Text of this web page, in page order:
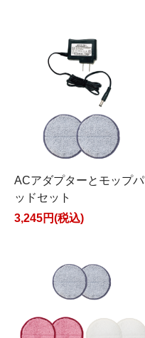
ACアダプターとモップパ
ッドセット
3,245円(税込)